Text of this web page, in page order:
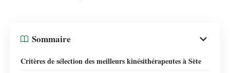
Sommaire
Critères de sélection des meilleurs kinésithérapeutes à Sète